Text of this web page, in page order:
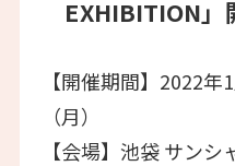
EXHIBITION」
【開催期間】2022
（月）
【会場】池袋 サン